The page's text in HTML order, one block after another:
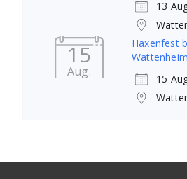
13
15
Aug.
Haxenfest
Wattenheim
15